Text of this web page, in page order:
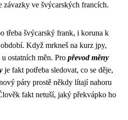
závazky ve švýcarských francích.
třeba švýcarský frank, i koruna k
Když mrkneš na kurz jpy,
ostatních měn. Pro převod měny
je fakt potřeba sledovat, co se děje,
páry prostě někdy lítají nahoru
fakt netuší, jaký překvápko ho